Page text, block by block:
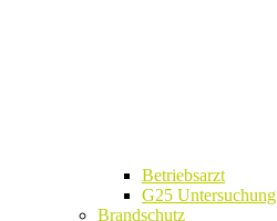
Betriebsarzt
G25 Untersuchung
Brandschutz